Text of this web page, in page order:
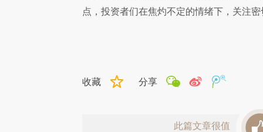
点，投资者们在焦灼不定的情绪下，关注
收藏 分享
此篇文章很值